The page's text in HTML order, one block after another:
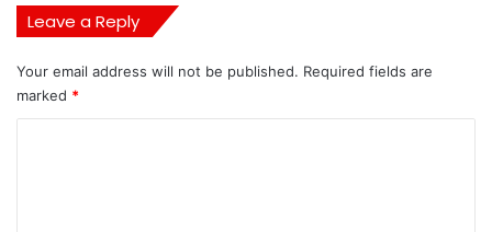
Leave a Reply
Your email address will not be published. Required fields are
marked *